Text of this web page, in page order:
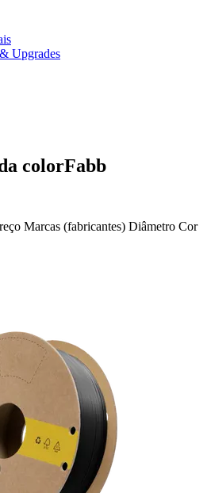
Upgrades
colorFabb
Marcas (fabricantes) Diâmetro Cor